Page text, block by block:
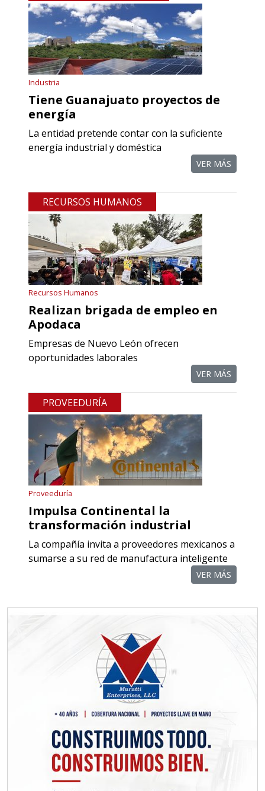
Industria
Tiene Guanajuato proyectos de
energía
La entidad pretende contar con la suficiente
energía industrial y doméstica
VER MÁS
RECURSOS HUMANOS
Recursos Humanos
Realizan brigada de empleo en
Apodaca
Empresas de Nuevo León ofrecen
oportunidades laborales
VER MÁS
PROVEEDURÍA
Proveeduría
Impulsa Continental la
transformación industrial
La compañía invita a proveedores mexicanos a
sumarse a su red de manufactura inteligente
VER MÁS